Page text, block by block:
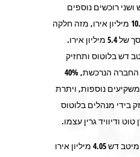
רוכשים נוספים
הינה בסכום כולל של 10.35 מיליון אירו, מזה חלקה
של מיטב דש מסתכם לסך של 5.4 מיליון אירו.
דש בלוטוס ותחזיק
45% מהונה המונפק של החברה הנרכשת, 40%
משקיעים נוספות, ויתרת
בידי מנהלים בלוטוס
ודיוויד גרין עצמו.
במועד הרכישה שילמה מיטב דש 4.05 מיליון אירו